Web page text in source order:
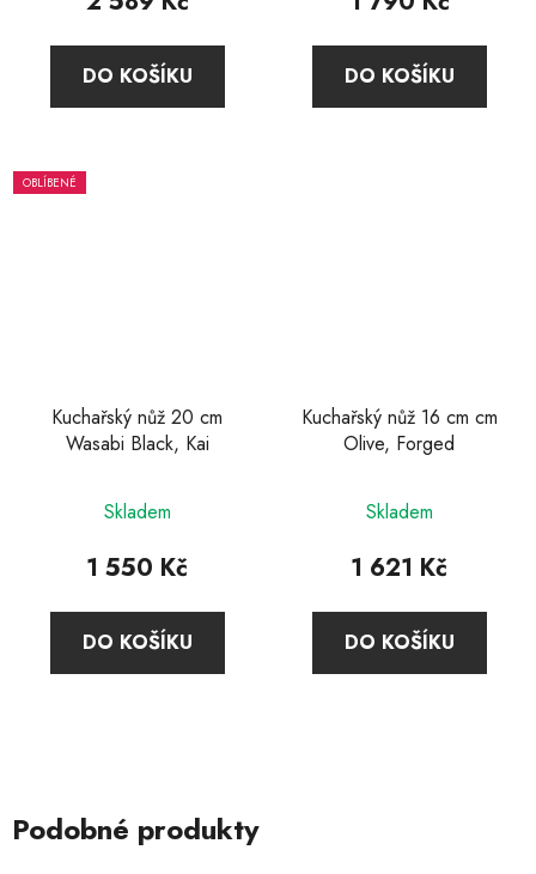
5,0
z
DO KOŠÍKU DO KOŠÍKU
OBLÍBENÉ
Kuchařský nůž 20 cm
Wasabi Black, Kai
hodnocení
produktu
4,7
z
Skladem
1 550 Kč
DO KOŠÍKU
Kuchařský nůž 16 cm cm
Olive, Forged
Skladem
1 621 Kč
DO KOŠÍKU
Podobné produkty